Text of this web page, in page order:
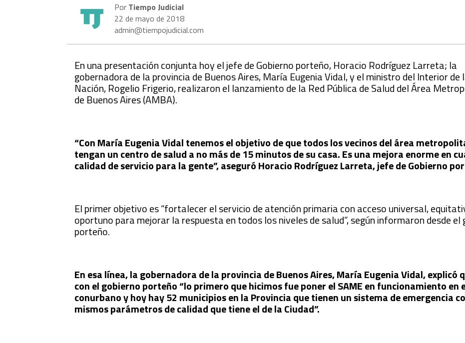
Por Tiempo Judicial
22 de mayo de 2018
admin@tiempojudicial.com
En una presentación conjunta hoy el jefe de Gobierno porteño, Horacio Rodríguez Larreta; la
gobernadora de la provincia de Buenos Aires, María Eugenia Vidal, y el ministro del Interior de
Nación, Rogelio Frigerio, realizaron el lanzamiento de la Red Pública de Salud del Área
de Buenos Aires (AMBA).
“Con María Eugenia Vidal tenemos el objetivo de que todos los vecinos del área
tengan un centro de salud a no más de 15 minutos de su casa. Es una mejora enorme en
calidad de servicio para la gente”, aseguró Horacio Rodríguez Larreta, jefe de Gobierno
El primer objetivo es “fortalecer el servicio de atención primaria con acceso universal,
oportuno para mejorar la respuesta en todos los niveles de salud”, según informaron desde el
porteño.
En esa línea, la gobernadora de la provincia de Buenos Aires, María Eugenia Vidal, explicó
con el gobierno porteño “lo primero que hicimos fue poner el SAME en funcionamiento en
conurbano y hoy hay 52 municipios en la Provincia que tienen un sistema de emergencia
mismos parámetros de calidad que tiene el de la Ciudad”.